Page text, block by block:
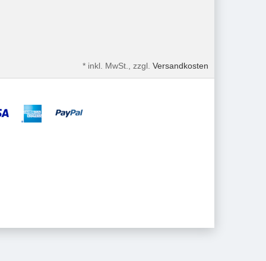
* inkl. MwSt., zzgl. Versandkosten